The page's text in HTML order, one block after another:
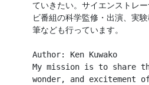
ていきたい。サイエンストレ
ビ番組の科学監修・出演、実
筆なども行っています。
Author: Ken Kuwako
My mission is to share
wonder, and excitement